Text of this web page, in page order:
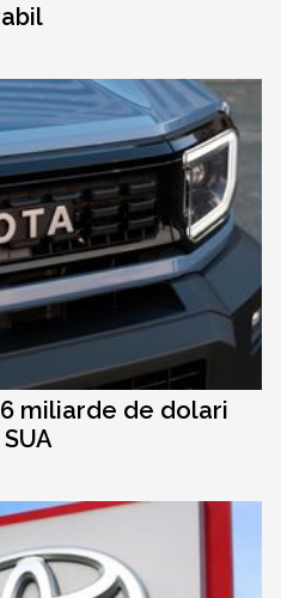
miliarde de dolari